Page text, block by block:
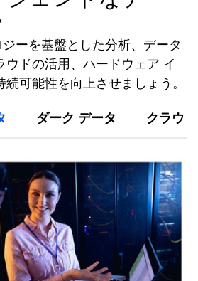
ーを基盤とした分析、データ
ドの活用、ハードウェア イ
可能性を向上させましょう。
ダーク データ クラウ